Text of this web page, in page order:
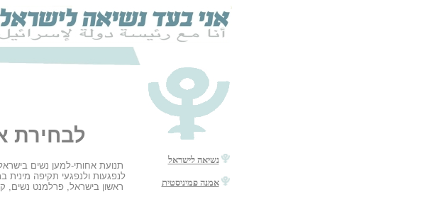
נשיאה לישראל
אמנה פמיניסטית